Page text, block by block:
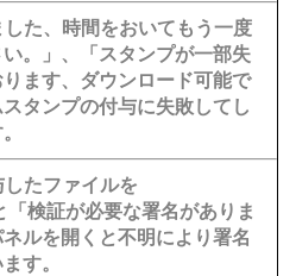
した、時間をおいてもう一度
。」、「スタンプが一部失
ます、ダウンロード可能で
タンプの付与に失敗してし
たファイルを
検証が必要な署名がありま
ルを開くと不明により署名
す。